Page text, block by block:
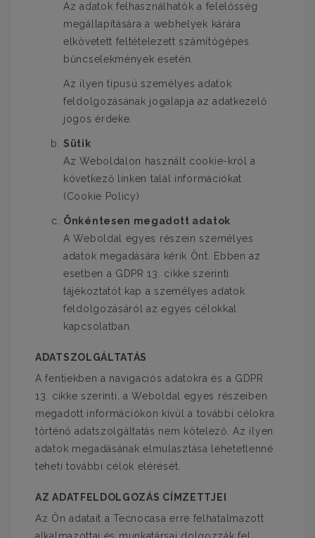
Az adatok felhasználhatók a felelősség
megállapítására a webhelyek kárára
elkövetett feltételezett számítógépes
bűncselekmények esetén.
Az ilyen típusú személyes adatok
feldolgozásának jogalapja az adatkezelő
jogos érdeke.
Sütik
Az Weboldalon használt cookie-król a
következő linken talál információkat
(Cookie Policy)
Önkéntesen megadott adatok
A Weboldal egyes részein személyes
adatok megadására kérik Önt. Ebben az
esetben a GDPR 13. cikke szerinti
tájékoztatót kap a személyes adatok
feldolgozásáról az egyes célokkal
kapcsolatban.
ADATSZOLGÁLTATÁS
A fentiekben a navigációs adatokra és a GDPR
13. cikke szerinti, a Weboldal egyes részeiben
megadott információkon kívül a további célokra
történő adatszolgáltatás nem kötelező. Az ilyen
adatok megadásának elmulasztása lehetetlenné
teheti további célok elérését.
AZ ADATFELDOLGOZÁS CÍMZETTJEI
Az Ön adatait a Tecnocasa erre felhatalmazott